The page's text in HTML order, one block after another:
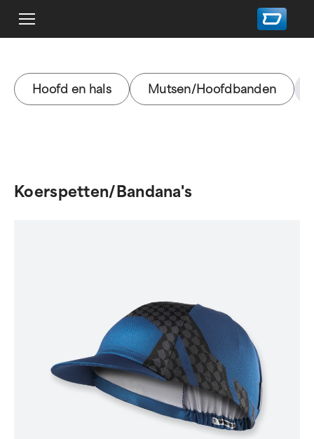
Hoofd en hals Mutsen/Hoofdbanden
Koerspetten/Bandana's